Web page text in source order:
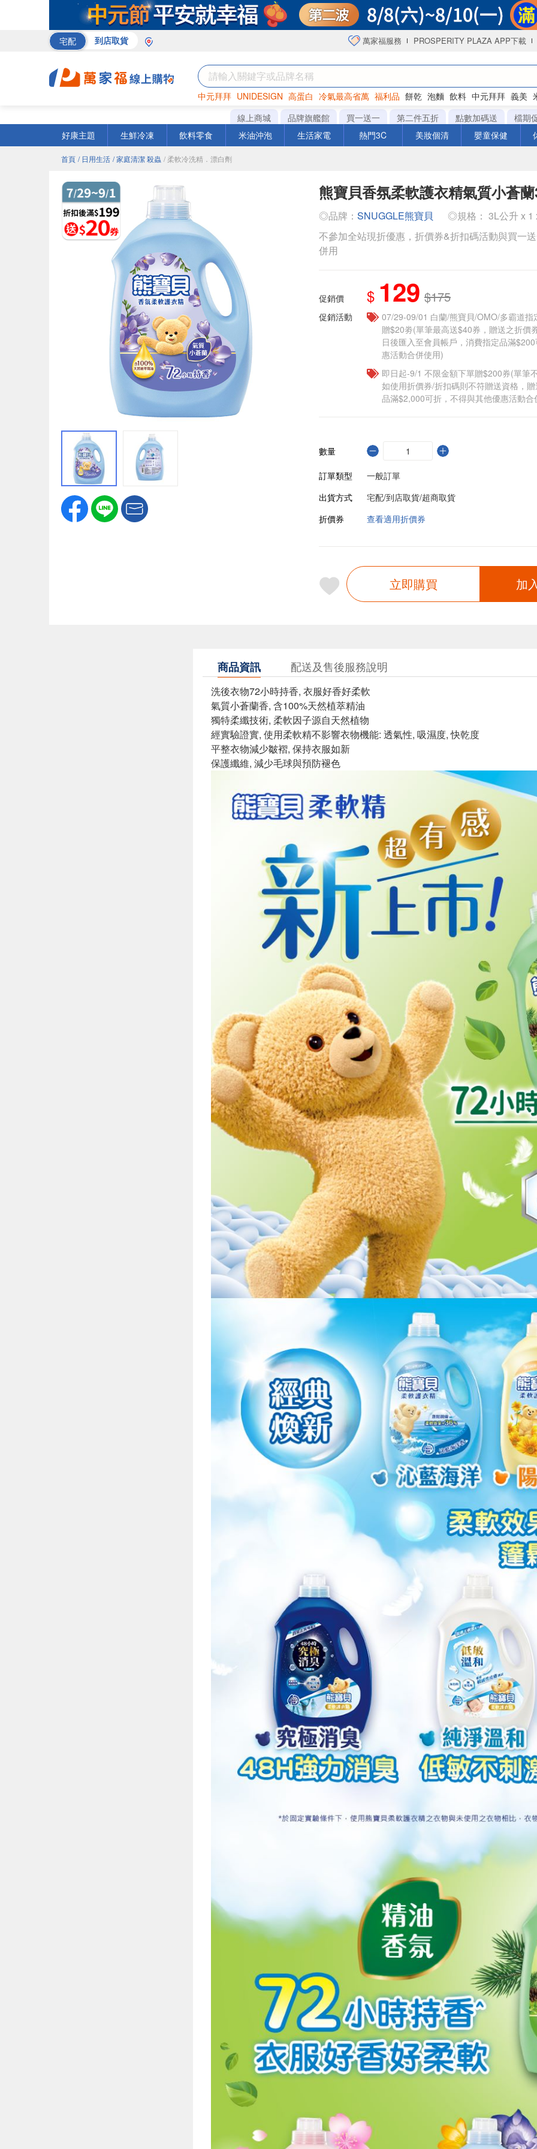
宅配 到店取貨 萬家福服務 PROSPERITY PLAZA APP下載
中元拜拜 UNIDESIGN 高蛋白 冷氣最高省萬 福利品 餅乾 泡麵 飲料 中元拜拜 義美
罐頭 海苔 洋芋片
線上商城 品牌旗艦館 買一送一 第二件五折 點數加碼送
檔期
好康主題
生鮮冷凍 飲料零食 米油沖泡 生活家電 熱門3C 美妝個清 嬰童保健
首頁 / 日用生活 / 家庭清潔 殺蟲 / 柔軟冷洗精．漂白劑
熊寶貝香氛柔軟護衣精氣質小蒼
◎品牌： SNUGGLE熊寶貝
◎規格： 3L公升 x 1
不參加全站現折優惠，折價券&折扣碼活動與買一
併用
促銷價 $ 129 $175
促銷活動
07/29-09/01 白蘭/熊寶貝/OMO/多霸道指
贈$20劵(單筆最高送$40券，贈送之折價
日後匯入至會員帳戶，消費指定品滿
惠活動合併使用)
即日起-9/1 不限金額下單贈$200券(單筆
如使用折價券/折扣碼則不符贈送資格，
品滿$2,000可折，不得與其他優惠活動合
數量
訂單類型
一般訂單
出貨方式
宅配/到店取貨/超商取貨
折價券
查看適用折價券
立即購買 加
商品資訊 配送及售後服務說明
洗後衣物72小時持香, 衣服好香好柔軟
氣質小蒼蘭香, 含100%天然植萃精油
獨特柔纖技術, 柔軟因子源自天然植物
經實驗證實, 使用柔軟精不影響衣物機能: 透氣性, 吸濕度, 快乾度
平整衣物減少皺褶, 保持衣服如新
保護纖維, 減少毛球與預防褪色